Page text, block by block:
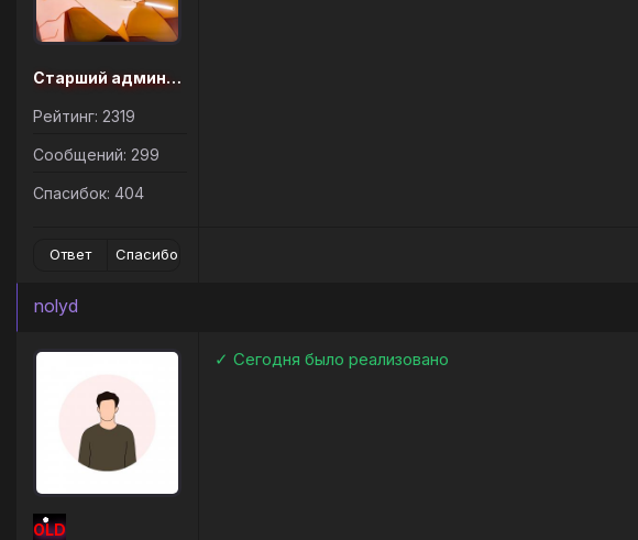
Старший администратор
Рейтинг: 2319
Сообщений: 299
Спасибок: 404
Ответ Спасибо
nolyd
OLD
✓ Сегодня было реализовано